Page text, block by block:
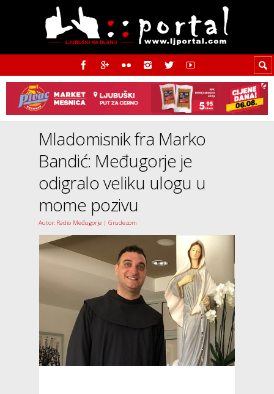
Mladomisnik fra Marko
Bandić: Međugorje je
odigralo veliku ulogu u
mome pozivu
Autor: Radio Međugorje | Grude.com